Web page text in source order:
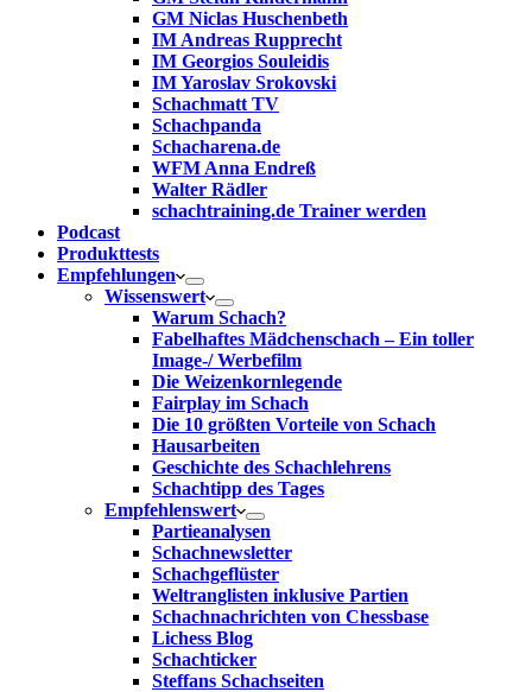
GM Niclas Huschenbeth
IM Andreas Rupprecht
IM Georgios Souleidis
IM Yaroslav Srokovski
Schachmatt TV
Schachpanda
Schacharena.de
WFM Anna Endreß
Walter Rädler
schachtraining.de Trainer werden
Podcast
Produkttests
Empfehlungen
Wissenswert
Warum Schach?
Fabelhaftes Mädchenschach – Ein toller
Image-/ Werbefilm
Die Weizenkornlegende
Fairplay im Schach
Die 10 größten Vorteile von Schach‎
Hausarbeiten
Geschichte des Schachlehrens
Schachtipp des Tages
Empfehlenswert
Partieanalysen
Schachnewsletter
Schachgeflüster
Weltranglisten inklusive Partien
Schachnachrichten von Chessbase
Lichess Blog
Schachticker
Steffans Schachseiten